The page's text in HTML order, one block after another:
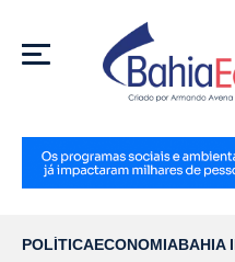
MENU
POLÍTICAECONOMIABAHIA